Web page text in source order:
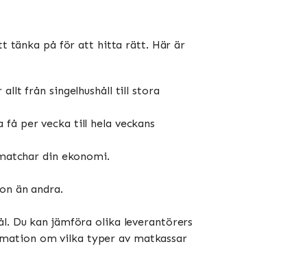
tänka på för att hitta rätt. Här är
allt från singelhushåll till stora
per vecka till hela veckans
din ekonomi.
än andra.
Du kan jämföra olika leverantörers
om vilka typer av matkassar